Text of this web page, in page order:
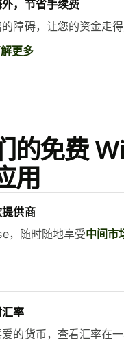
，节省手续费
障碍，让您的资金走得
更多
的免费
用
供商
，随时随地享受中间市
率
的货币，查看汇率在一